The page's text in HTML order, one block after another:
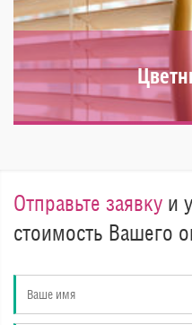
В одном цвете дополняют
Отправьте заявку и
стоимость Вашего